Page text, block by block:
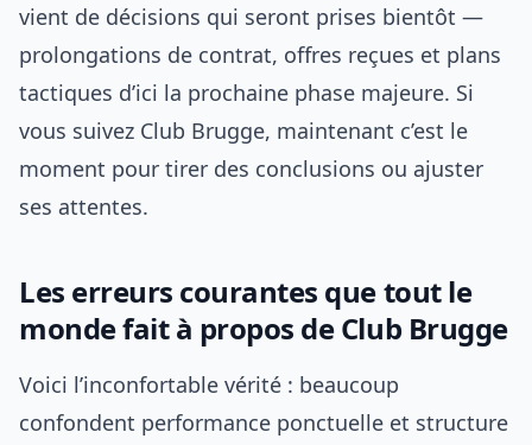
vient de décisions qui seront prises bientôt —
prolongations de contrat, offres reçues et plans
tactiques d’ici la prochaine phase majeure. Si
vous suivez Club Brugge, maintenant c’est le
moment pour tirer des conclusions ou ajuster
ses attentes.
Les erreurs courantes que tout le
monde fait à propos de Club Brugge
Voici l’inconfortable vérité : beaucoup
confondent performance ponctuelle et structure